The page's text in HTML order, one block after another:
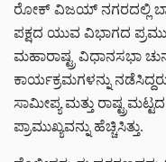
ರೋಕ್ ವಿಜಯ್ ನಗರದಲ್ಲಿ
ಪಕ್ಷದ ಯುವ ವಿಭಾಗದ
ಮಹಾರಾಷ್ಟ್ರ ವಿಧಾನಸಭಾ
ಕಾರ್ಯಕ್ರಮಗಳನ್ನು
ಸಾಮೀಪ್ಯ ಮತ್ತು
ಪ್ರಾಮುಖ್ಯವನ್ನು ಹೆಚ್ಚಿಸಿತ್ತು.